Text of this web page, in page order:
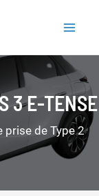
3 E-TENSE
prise de Type 2